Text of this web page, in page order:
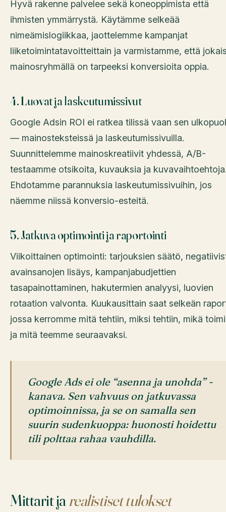
Hyvä rakenne palvelee sekä koneoppimista että
ihmisten ymmärrystä. Käytämme selkeää
nimeämislogiikkaa, jaottelemme kampanjat
liiketoimintatavoitteittain ja varmistamme, että
mainosryhmällä on tarpeeksi konversioita oppia.
4. Luovat ja laskeutumissivut
Google Adsin ROI ei ratkea tilissä vaan sen
— mainosteksteissä ja laskeutumissivuilla.
Suunnittelemme mainoskreatiivit yhdessä, A/B-
testaamme otsikoita, kuvauksia ja
Ehdotamme parannuksia laskeutumissivuihin, jos
näemme niissä konversio-esteitä.
5. Jatkuva optimointi ja raportointi
Viikoittainen optimointi: tarjouksien säätö,
avainsanojen lisäys, kampanjabudjettien
tasapainottaminen, hakutermien analyysi, luovien
rotaation valvonta. Kuukausittain saat selkeän
jossa kerromme mitä tehtiin, miksi tehtiin, mikä
ja mitä teemme seuraavaksi.
Google Ads ei ole “asenna ja unohda” -
kanava. Sen vahvuus on jatkuvassa
optimoinnissa, ja se on samalla sen
suurin sudenkuoppa: huonosti hoidettu
tili polttaa rahaa vauhdilla.
Mittarit jarealistiset tulokset